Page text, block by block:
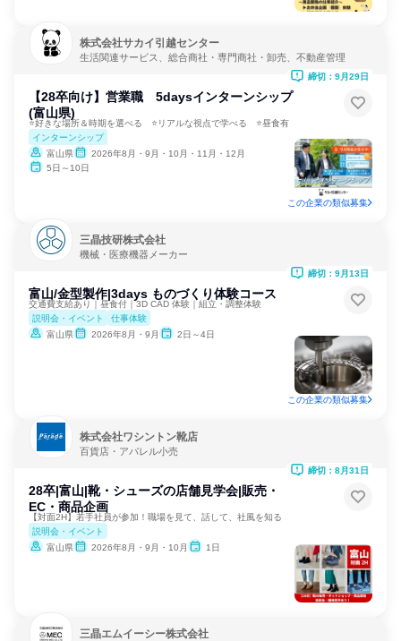
株式会社サカイ引越センター
生活関連サービス、総合商社・専門商社・卸売、不動産管理
【28卒向け】営業職 5daysインターンシップ
(富山県)
⭐好きな場所＆時期を選べる ⭐リアルな視点で学べる ⭐昼食有
インターンシップ
富山県
2026年8月・9月・10月・11月・12月
5日～10日
締切：9月29日
この企業の類似募集
三晶技研株式会社
機械・医療機器メーカー
富山/金型製作|3days ものづくり体験コース
交通費支給あり｜昼食付｜3D CAD 体験｜組立・調整体験
説明会・イベント
仕事体験
富山県
2026年8月・9月 2日～4日
締切：9月13日
この企業の類似募集
株式会社ワシントン靴店
百貨店・アパレル小売
28卒|富山|靴・シューズの店舗見学会|販売・
EC・商品企画
【対面2H】若手社員が参加！職場を見て、話して、社風を知る
説明会・イベント
富山県
2026年8月・9月・10月 1日
締切：8月31日
三晶エムイーシー株式会社